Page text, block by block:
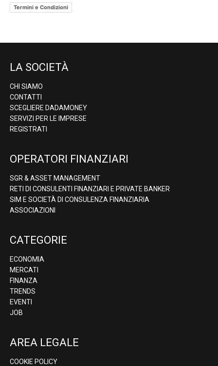
Termini e Condizioni
LA SOCIETÀ
CHI SIAMO
CONTATTI
SCEGLIERE DADAMONEY
SERVIZI PER LE IMPRESE
REGISTRATI
OPERATORI FINANZIARI
SGR & ASSET MANAGEMENT
RETI DI CONSULENTI FINANZIARI E PRIVATE BANKER
SIM E SOCIETÀ DI CONSULENZA FINANZIARIA
ASSOCIAZIONI
CATEGORIE
ECONOMIA
MERCATI
FINANZA
TRENDS
EVENTI
JOB
AREA LEGALE
COOKIE POLICY